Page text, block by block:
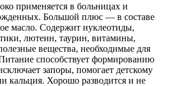
применяется в больницах и
Большой плюс — в составе
масло. Содержит нуклеотиды,
лютеин, таурин, витамины,
вещества, необходимые для
способствует формированию
запоры, помогает детскому
кальция. Хорошо разводится и не